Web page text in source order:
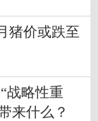
猪价或跌至
战略性重
来什么？